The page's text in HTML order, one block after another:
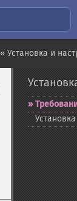
« Установка и
Установка